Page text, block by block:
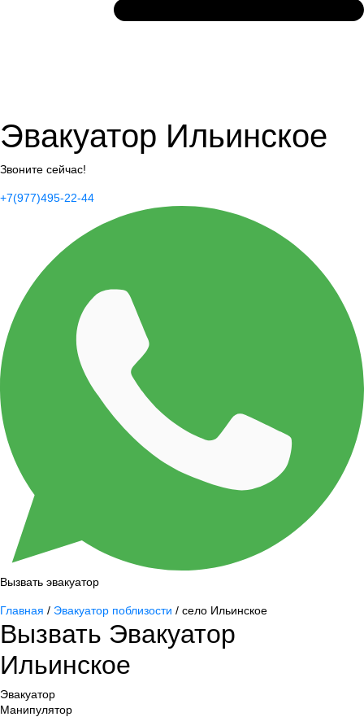
Эвакуатор Ильинское
Звоните сейчас!
+7(977)495-22-44
Вызвать эвакуатор
Главная / Эвакуатор поблизости / село Ильинское
Вызвать Эвакуатор
Ильинское
Эвакуатор
Манипулятор